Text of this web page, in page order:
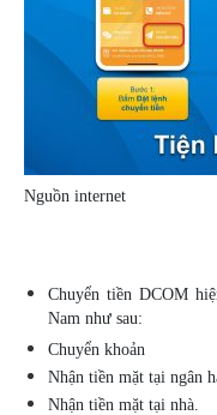
Nguồn internet
Chuyển tiền DCOM
Nam như sau:
Chuyển khoản
Nhận tiền mặt tại ngân
Nhận tiền mặt tại nhà.